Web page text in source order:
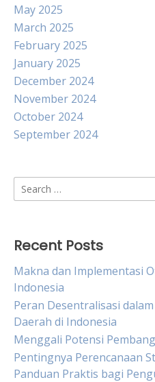
May 2025
March 2025
February 2025
January 2025
December 2024
November 2024
October 2024
September 2024
Search
for:
Recent Posts
Makna dan Implementasi
Indonesia
Peran Desentralisasi
Daerah di Indonesia
Menggali Potensi
Pentingnya Perencanaan
Panduan Praktis bagi